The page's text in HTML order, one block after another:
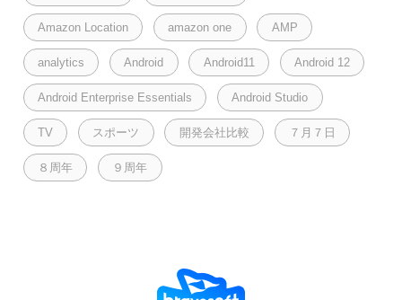
Amazon Location amazon one AMP
analytics Android Android11 Android 12
Android Enterprise Essentials Android Studio
TV スポーツ 開発会社比較 ７月７日
８周年 ９周年